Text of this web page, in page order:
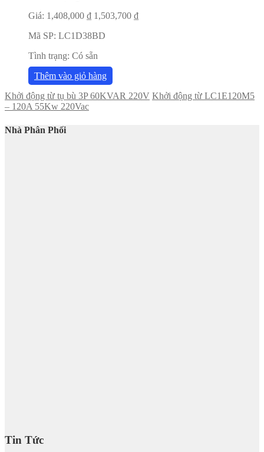
Giá: 1,408,000 ₫ 1,503,700 ₫
Mã SP: LC1D38BD
Tình trạng: Có sẵn
Thêm vào giỏ hàng
Khởi động từ tụ bù 3P 60KVAR 220V Khởi động từ LC1E120M5
– 120A 55Kw 220Vac
Nhà Phân Phối
Tin Tức